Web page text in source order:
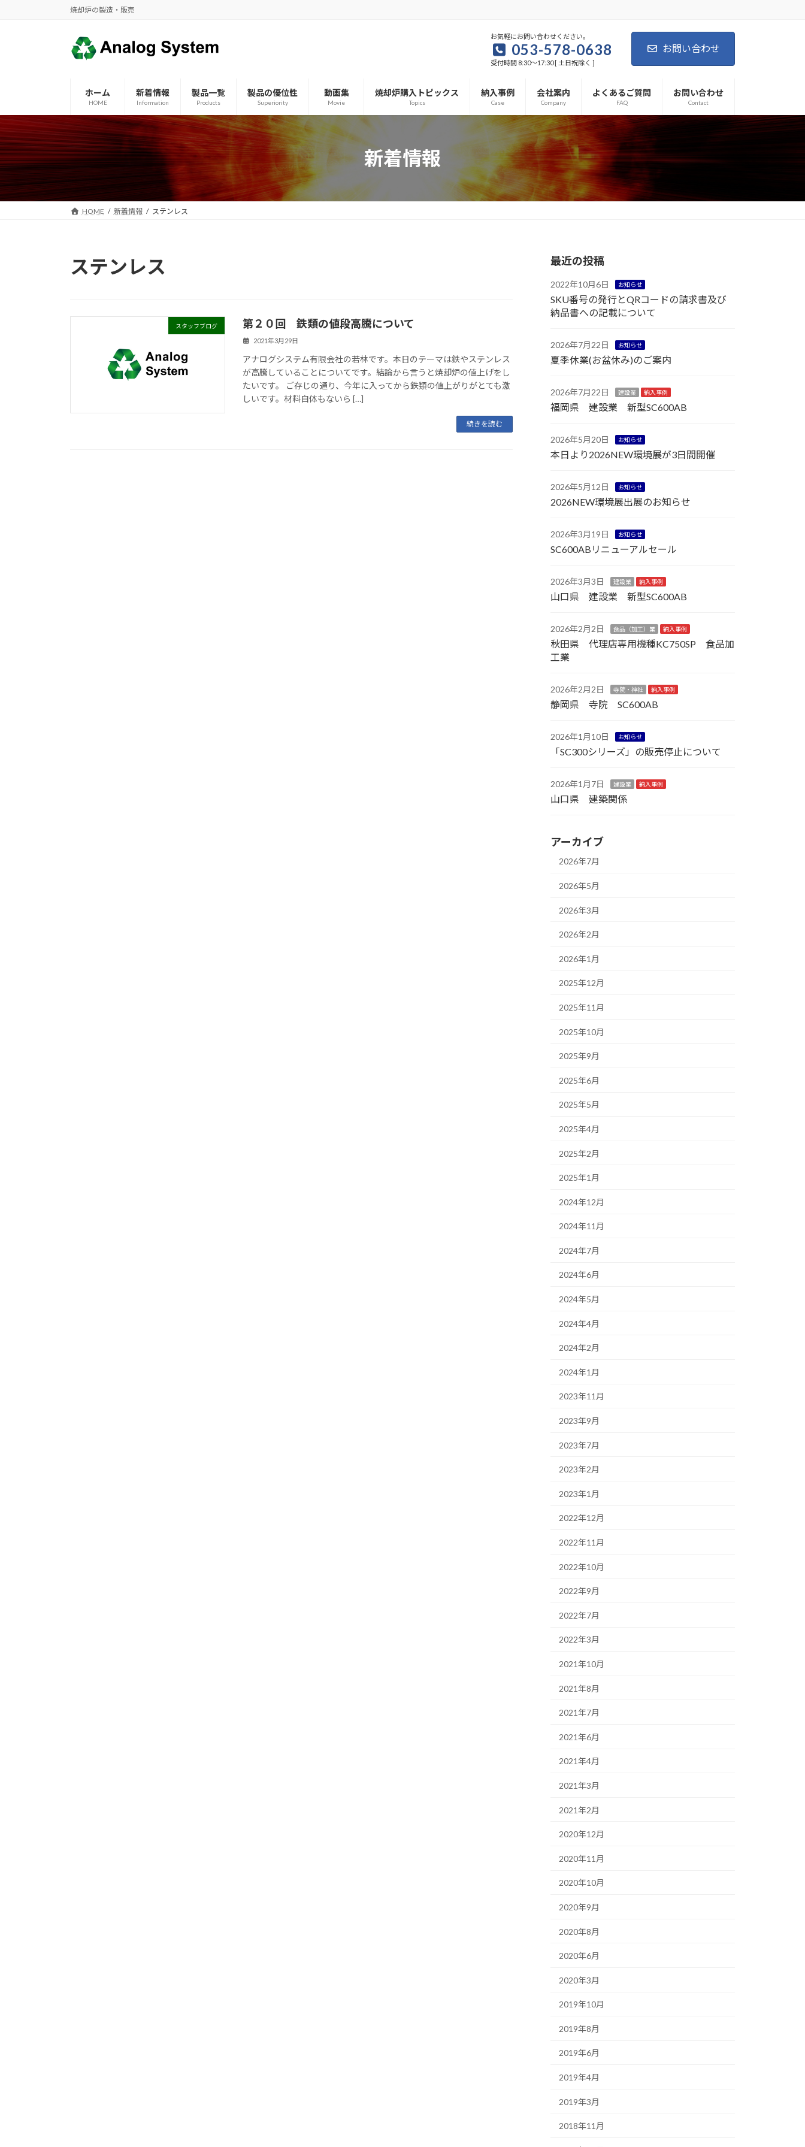
プ
動
焼却炉の製造・販売
お気軽にお問い合わせください。
053-578-0638
受付時間 8:30～17:30 [ 土日祝除く ]
お問い合わせ
ホーム
HOME
新着情報
Information
製品一覧
Products
製品の優位性
Superiority
動画集
Movie
焼却炉購入トピックス
Topics
納入事例
Case
会社案内
Company
よくあるご質問
FAQ
お問い合わせ
Contact
新着情報
HOME 新着情報 ステンレス
ステンレス
スタッフブログ 第２０回 鉄類の値段高騰について
2021年3月29日
アナログシステム有限会社の若林です。本日のテーマは鉄やステンレス
が高騰していることについてです。結論から言うと焼却炉の値上げをし
たいです。 ご存じの通り、今年に入ってから鉄類の値上がりがとても激
しいです。材料自体もないら […]
続きを読む
最近の投稿
2022年10月6日 お知らせ
SKU番号の発行とQRコードの請求書及び
納品書への記載について
2026年7月22日 お知らせ
夏季休業(お盆休み)のご案内
2026年7月22日 建設業 納入事例
福岡県 建設業 新型SC600AB
2026年5月20日 お知らせ
本日より2026NEW環境展が3日間開催
2026年5月12日 お知らせ
2026NEW環境展出展のお知らせ
2026年3月19日 お知らせ
SC600ABリニューアルセール
2026年3月3日 建設業 納入事例
山口県 建設業 新型SC600AB
2026年2月2日 食品（加工）業 納入事例
秋田県 代理店専用機種KC750SP 食品加
工業
2026年2月2日 寺院・神社 納入事例
静岡県 寺院 SC600AB
2026年1月10日 お知らせ
「SC300シリーズ」の販売停止について
2026年1月7日 建設業 納入事例
山口県 建築関係
アーカイブ
2026年7月
2026年5月
2026年3月
2026年2月
2026年1月
2025年12月
2025年11月
2025年10月
2025年9月
2025年6月
2025年5月
2025年4月
2025年2月
2025年1月
2024年12月
2024年11月
2024年7月
2024年6月
2024年5月
2024年4月
2024年2月
2024年1月
2023年11月
2023年9月
2023年7月
2023年2月
2023年1月
2022年12月
2022年11月
2022年10月
2022年9月
2022年7月
2022年3月
2021年10月
2021年8月
2021年7月
2021年6月
2021年4月
2021年3月
2021年2月
2020年12月
2020年11月
2020年10月
2020年9月
2020年8月
2020年6月
2020年3月
2019年10月
2019年8月
2019年6月
2019年4月
2019年3月
2018年11月